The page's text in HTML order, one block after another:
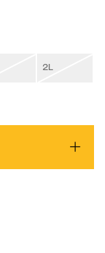
2L